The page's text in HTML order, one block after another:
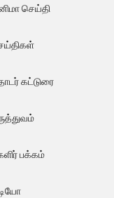
செய்தி
கட்டுரை
பக்கம்